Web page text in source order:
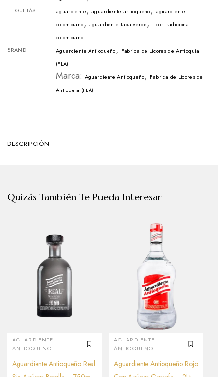
Azúcar
1Lt
ETIQUETAS
aguardiente, aguardiente antioqueño, aguardiente
colombiano, aguardiente tapa verde, licor tradicional
colombiano
BRAND
Aguardiente Antioqueño, Fabrica de Licores de Antioquia
(FLA)
Marca: Aguardiente Antioqueño, Fabrica de Licores de
Antioquia (FLA)
DESCRIPCIÓN
Quizás También Te Pueda Interesar
AGUARDIENTE
ANTIOQUEÑO
Aguardiente Antioqueño Real
AGUARDIENTE
ANTIOQUEÑO
Aguardiente Antioqueño Rojo